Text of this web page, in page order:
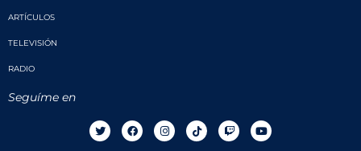
ARTÍCULOS
TELEVISIÓN
RADIO
Seguíme en
T
w
i
F
a
c
I
n
s
T
i
k
T
w
i
Y
o
u